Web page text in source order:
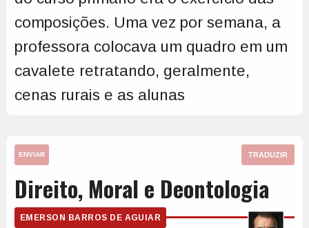
composições. Uma vez por semana, a
professora colocava um quadro em um
cavalete retratando, geralmente,
cenas rurais e as alunas
ENVIAR TRADUZIR
Direito, Moral e Deontologia
EMERSON BARROS DE AGUIAR